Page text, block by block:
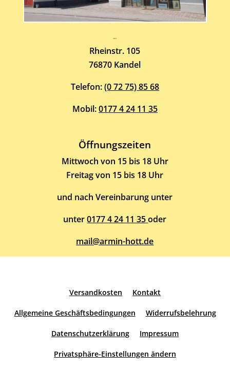
Rheinstr. 105
76870 Kandel
Telefon:(0 72 75) 85 68
Mobil:0177 4 24 11 35
Öffnungszeiten
Mittwoch von 15 bis 18 Uhr
Freitag von 15 bis 18 Uhr
und nach Vereinbarung unter
unter0177 4 24 11 35oder
mail@armin-hott.de
Versandkosten Kontakt
Allgemeine Geschäftsbedingungen Widerrufsbelehrung
Datenschutzerklärung Impressum
Privatsphäre-Einstellungen ändern